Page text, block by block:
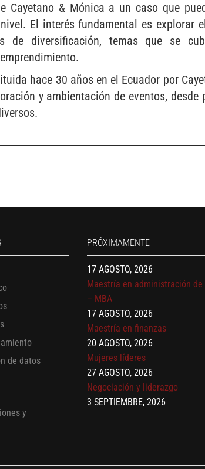
& Mónica a un caso que
El interés fundamental es explorar
de diversificación, temas que se
hace 30 años en el Ecuador por
y ambientación de eventos, desde
de datos
y
PRÓXIMAMENTE
13 AGOSTO, 2026
17 AGOSTO, 2026
17 AGOSTO, 2026
Maestría en administración de
– MBA
17 AGOSTO, 2026
Maestría en finanzas
20 AGOSTO, 2026
Mujeres líderes
27 AGOSTO, 2026
Negociación y liderazgo
3 SEPTIEMBRE, 2026